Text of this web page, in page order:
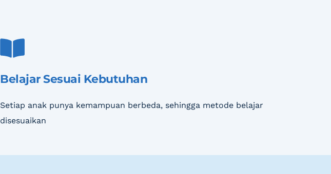
Belajar Sesuai Kebutuhan
Setiap anak punya kemampuan berbeda, sehingga metode belajar
disesuaikan